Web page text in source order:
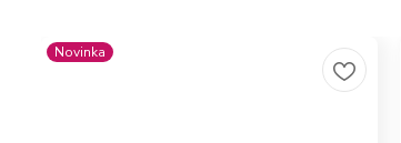
Novinka